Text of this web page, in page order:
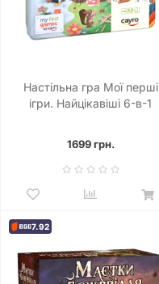
Настільна гра Мої перші
ігри. Найцікавіші 6-в-1
1699 грн.
7.92